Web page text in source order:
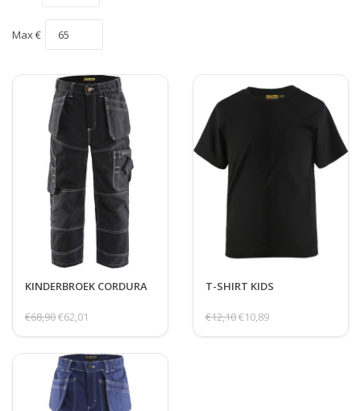
Max €
KINDERBROEK CORDURA
€68,90€62,01
T-SHIRT KIDS
€12,10€10,89